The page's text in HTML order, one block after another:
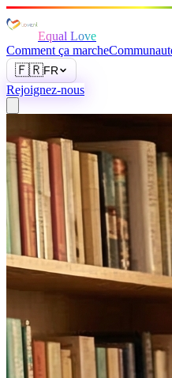
Equal Love
Comment ça marche
🇫🇷FR
Rejoignez-nous